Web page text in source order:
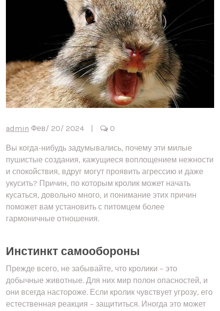
admin Фев/ 20/ 2024 0
Вы когда-нибудь задумывались, почему эти милые
пушистые создания, кажущиеся воплощением нежности
и спокойствия, вдруг могут проявить агрессию и даже
укусить? Причин, по которым кролик может начать
кусаться, довольно много, и понимание этих причин
поможет вам установить с питомцем более
гармоничные отношения.
Инстинкт самообороны
Прежде всего, не забывайте, что кролики – это
добычные животные. Для них мир полон опасностей, и
они всегда настороже. Если кролик чувствует угрозу, его
естественная реакция – защититься. Иногда это может